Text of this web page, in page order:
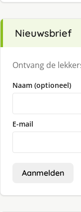
Nieuwsbrief
Ontvang de
Naam (optioneel)
E-mail
Aanmelden